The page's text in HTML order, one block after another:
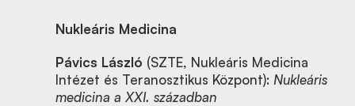
Nukleáris Medicina
Pávics László (SZTE, Nukleáris Medicina
Intézet és Teranosztikus Központ): Nukleáris
medicina a XXI. században